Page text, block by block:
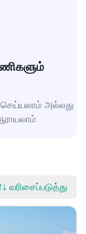
அல்லது
வரிசைப்படுத்து